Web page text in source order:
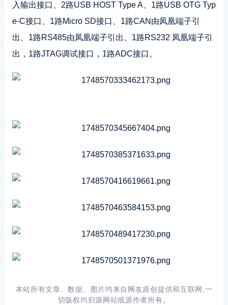
入输出接口、2路USB HOST Type A、1路USB OTG Typ
e-C接口、1路Micro SD接口、1路CAN由凤凰端子引
出、1路RS485由凤凰端子引出、1路RS232 凤凰端子引
出，1路JTAG调试接口，1路ADC接口。
本站所有文章、数据、图片均来自网友原创提供和互联网,一
切版权均归源网站或源作者所有。